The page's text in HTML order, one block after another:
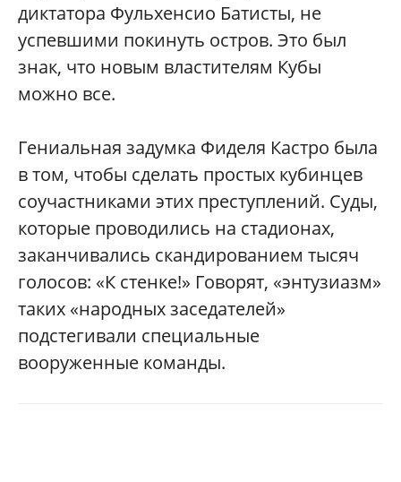
диктатора Фульхенсио Батисты, не
успевшими покинуть остров. Это был
знак, что новым властителям Кубы
можно все.
Гениальная задумка Фиделя Кастро была
в том, чтобы сделать простых кубинцев
соучастниками этих преступлений. Суды,
которые проводились на стадионах,
заканчивались скандированием тысяч
голосов: «К стенке!» Говорят, «энтузиазм»
таких «народных заседателей»
подстегивали специальные
вооруженные команды.